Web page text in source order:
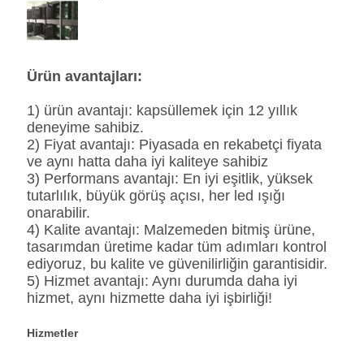
Ürün avantajları:
1) ürün avantajı: kapsüllemek için 12 yıllık
deneyime sahibiz.
2) Fiyat avantajı: Piyasada en rekabetçi fiyata
ve aynı hatta daha iyi kaliteye sahibiz
3) Performans avantajı: En iyi eşitlik, yüksek
tutarlılık, büyük görüş açısı, her led ışığı
onarabilir.
4) Kalite avantajı: Malzemeden bitmiş ürüne,
tasarımdan üretime kadar tüm adımları kontrol
ediyoruz, bu kalite ve güvenilirliğin garantisidir.
5) Hizmet avantajı: Aynı durumda daha iyi
hizmet, aynı hizmette daha iyi işbirliği!
Hizmetler